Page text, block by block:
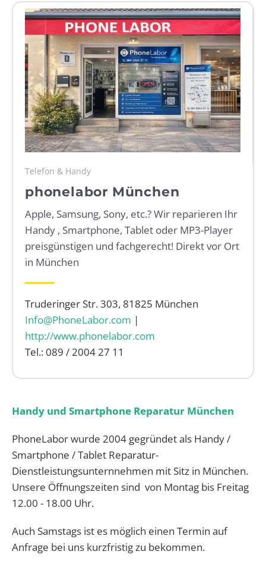
WEBRADIO
Telefon & Handy
phonelabor München
Apple, Samsung, Sony, etc.? Wir reparieren Ihr
Handy , Smartphone, Tablet oder MP3-Player
preisgünstigen und fachgerecht! Direkt vor Ort
in München
Truderinger Str. 303, 81825 München
Info@PhoneLabor.com |
http://www.phonelabor.com
Tel.: 089 / 2004 27 11
Handy und Smartphone Reparatur München
PhoneLabor wurde 2004 gegründet als Handy /
Smartphone / Tablet Reparatur-
Dienstleistungsunternnehmen mit Sitz in München.
Unsere Öffnungszeiten sind von Montag bis Freitag
12.00 - 18.00 Uhr.
Auch Samstags ist es möglich einen Termin auf
Anfrage bei uns kurzfristig zu bekommen.